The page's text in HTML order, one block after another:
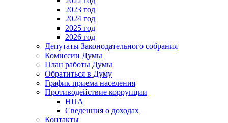
2023 год
2024 год
2025 год
2026 год
Депутаты Законодательного собрания
Комиссии Думы
План работы Думы
Обратиться в Думу
График приема населения
Противодействие коррупции
НПА
Сведенния о доходах
Контакты